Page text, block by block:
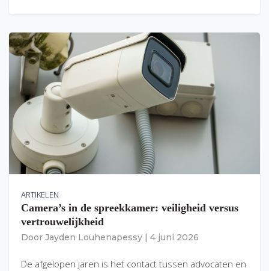
ARTIKELEN
Camera’s in de spreekkamer: veiligheid versus
vertrouwelijkheid
Door Jayden Louhenapessy 4 juni 2026
De afgelopen jaren is het contact tussen advocaten en